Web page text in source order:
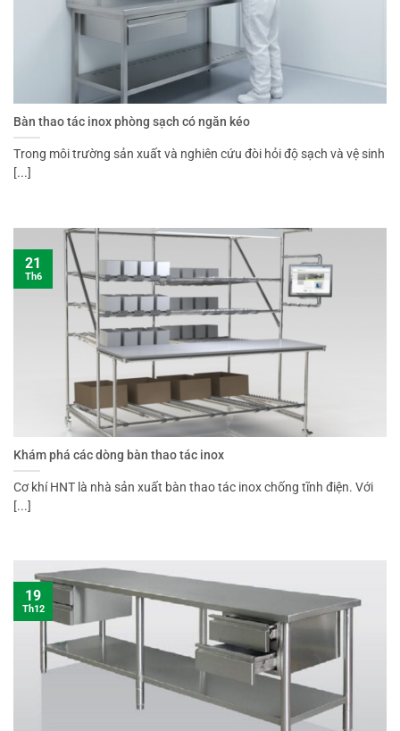
Bàn thao tác inox phòng sạch có ngăn kéo
Trong môi trường sản xuất và nghiên cứu đòi hỏi độ sạch và vệ sinh
[...]
Khám phá các dòng bàn thao tác inox
Cơ khí HNT là nhà sản xuất bàn thao tác inox chống tĩnh điện. Với
[...]
21
Th6
19
Th12